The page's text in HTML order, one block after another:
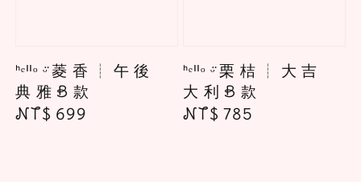
ᑋᵉᑊᑊᵒ ᵕ̈ 菱 香 ┊ 午 後
典 雅 B 款
Regular
NT$ 699
ᑋᵉᑊᑊᵒ ᵕ̈ 栗 桔 ┊ 大 吉
大 利 B 款
Regular
NT$ 785